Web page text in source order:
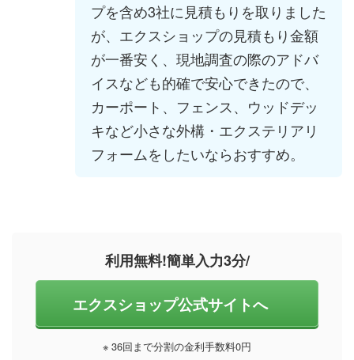
プを含め3社に見積もりを取りました
が、エクスショップの見積もり金額
が一番安く、現地調査の際のアドバ
イスなども的確で安心できたので、
カーポート、フェンス、ウッドデッ
キなど小さな外構・エクステリアリ
フォームをしたいならおすすめ。
利用無料!簡単入力3分/
エクスショップ公式サイトへ
※ 36回まで分割の金利手数料0円